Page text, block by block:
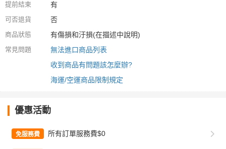
提前結束 有
可否退貨 否
商品狀態 有傷損和汙損(在描述中說明)
常見問題
無法進口商品列表
收到商品有問題該怎麼辦?
海運/空運商品限制規定
優惠活動
免服務費 所有訂單服務費$0